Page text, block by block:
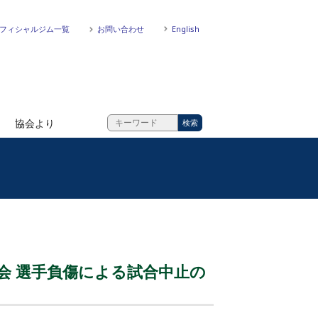
ィシャルジム一覧 お問い合わせ English
協会より
選手負傷による試合中止の